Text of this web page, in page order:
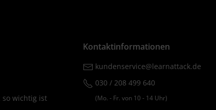
so wichtig ist
Kontaktinformationen
kundenservice@learnattack.de
030 / 208 499 640
(Mo. ‐ Fr. von 10 ‐ 14 Uhr)